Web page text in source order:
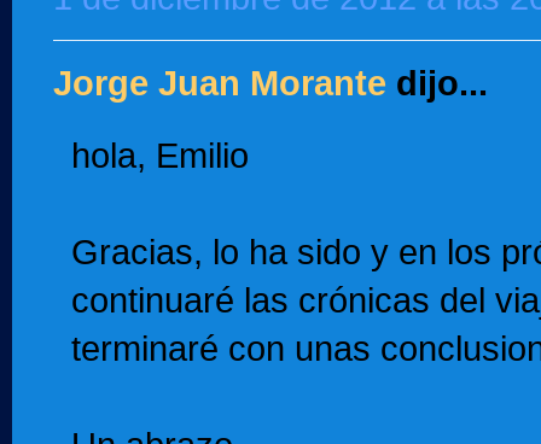
Jorge Juan Morante dijo...
hola, Emilio
Gracias, lo ha sido y en los
continuaré las crónicas del
terminaré con unas